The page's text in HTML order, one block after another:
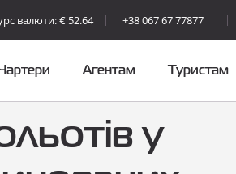
валюти: € 52.64 +38 067 67 77877
Агентам Туристам
у